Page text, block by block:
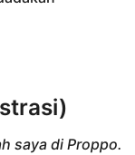
saya di Proppo.